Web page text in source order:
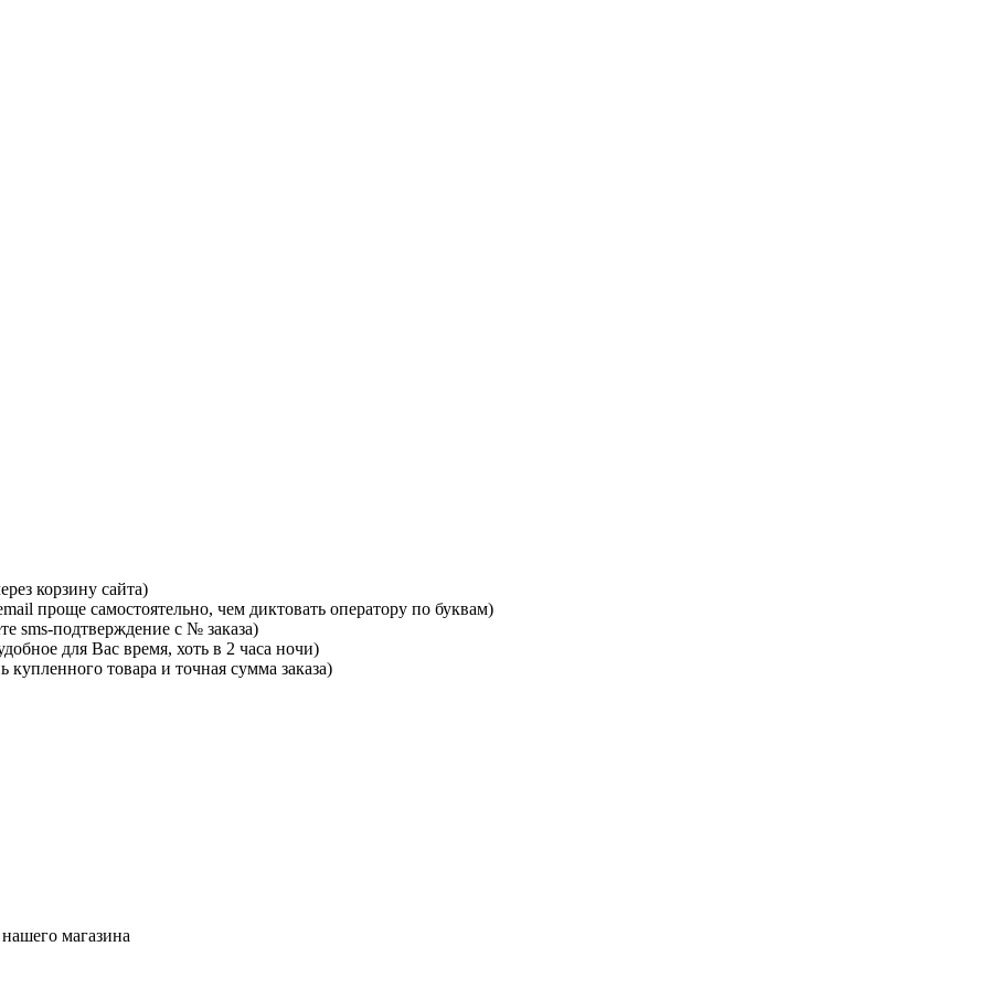
корзину сайта)
проще самостоятельно, чем диктовать оператору по буквам)
sms-подтверждение с № заказа)
для Вас время, хоть в 2 часа ночи)
товара и точная сумма заказа)
магазина